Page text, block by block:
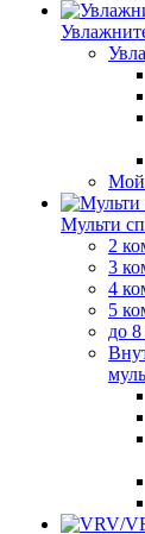
Мульти
2
3
4
5
до